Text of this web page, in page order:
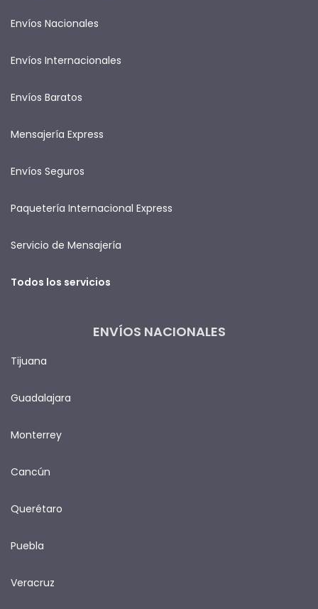
Envíos Nacionales
Envíos Internacionales
Envíos Baratos
Mensajería Express
Envíos Seguros
Paquetería Internacional Express
Servicio de Mensajería
Todos los servicios
ENVÍOS NACIONALES
Tijuana
Guadalajara
Monterrey
Cancún
Querétaro
Puebla
Veracruz